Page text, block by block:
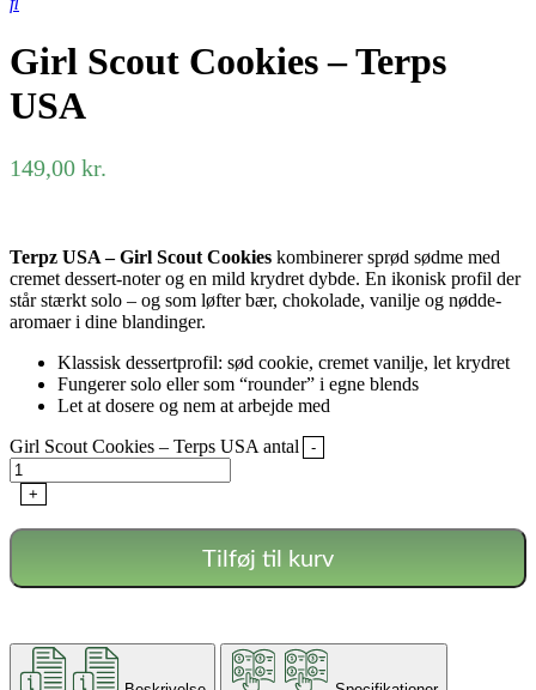
Girl Scout Cookies – Terps
USA
149,00 kr.
Terpz USA – Girl Scout Cookies kombinerer sprød sødme med
cremet dessert-noter og en mild krydret dybde. En ikonisk profil der
står stærkt solo – og som løfter bær, chokolade, vanilje og nødde-
aromaer i dine blandinger.
Klassisk dessertprofil: sød cookie, cremet vanilje, let krydret
Fungerer solo eller som “rounder” i egne blends
Let at dosere og nem at arbejde med
Girl Scout Cookies – Terps USA antal
-
+
Tilføj til kurv